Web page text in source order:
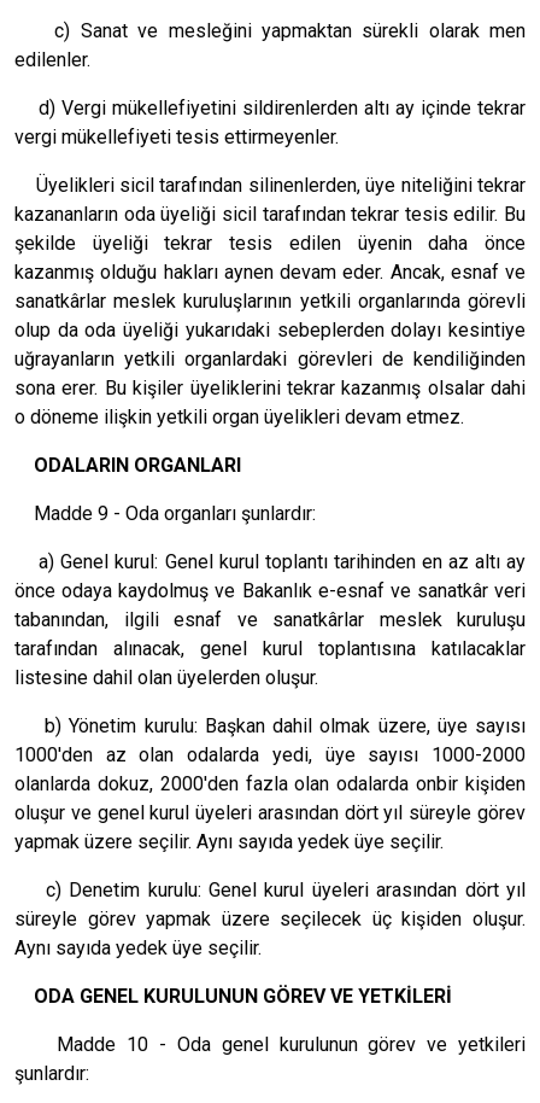
c) Sanat ve mesleğini yapmaktan sürekli olarak men
edilenler.
d) Vergi mükellefiyetini sildirenlerden altı ay içinde tekrar
vergi mükellefiyeti tesis ettirmeyenler.
Üyelikleri sicil tarafından silinenlerden, üye niteliğini tekrar
kazananların oda üyeliği sicil tarafından tekrar tesis edilir. Bu
şekilde üyeliği tekrar tesis edilen üyenin daha önce
kazanmış olduğu hakları aynen devam eder. Ancak, esnaf ve
sanatkârlar meslek kuruluşlarının yetkili organlarında görevli
olup da oda üyeliği yukarıdaki sebeplerden dolayı kesintiye
uğrayanların yetkili organlardaki görevleri de kendiliğinden
sona erer. Bu kişiler üyeliklerini tekrar kazanmış olsalar dahi
o döneme ilişkin yetkili organ üyelikleri devam etmez.
ODALARIN ORGANLARI
Madde 9 - Oda organları şunlardır:
a) Genel kurul: Genel kurul toplantı tarihinden en az altı ay
önce odaya kaydolmuş ve Bakanlık e-esnaf ve sanatkâr veri
tabanından, ilgili esnaf ve sanatkârlar meslek kuruluşu
tarafından alınacak, genel kurul toplantısına katılacaklar
listesine dahil olan üyelerden oluşur.
b) Yönetim kurulu: Başkan dahil olmak üzere, üye sayısı
1000'den az olan odalarda yedi, üye sayısı 1000-2000
olanlarda dokuz, 2000'den fazla olan odalarda onbir kişiden
oluşur ve genel kurul üyeleri arasından dört yıl süreyle görev
yapmak üzere seçilir. Aynı sayıda yedek üye seçilir.
c) Denetim kurulu: Genel kurul üyeleri arasından dört yıl
süreyle görev yapmak üzere seçilecek üç kişiden oluşur.
Aynı sayıda yedek üye seçilir.
ODA GENEL KURULUNUN GÖREV VE YETKİLERİ
Madde 10 - Oda genel kurulunun görev ve yetkileri
şunlardır: